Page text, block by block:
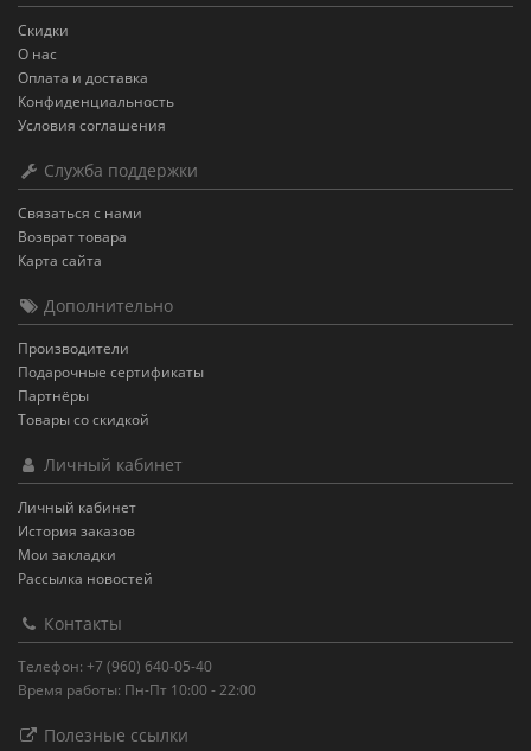
Скидки
О нас
Оплата и доставка
Конфиденциальность
Условия соглашения
Служба поддержки
Связаться с нами
Возврат товара
Карта сайта
Дополнительно
Производители
Подарочные сертификаты
Партнёры
Товары со скидкой
Личный кабинет
Личный кабинет
История заказов
Мои закладки
Рассылка новостей
Контакты
Телефон: +7 (960) 640-05-40
Время работы: Пн-Пт 10:00 - 22:00
Полезные ссылки